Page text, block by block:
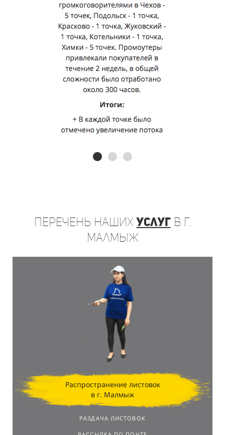
Перечень нашихуслугв г.
Малмыж
Распространение листовок
в г. Малмыж
РАЗДАЧА ЛИСТОВОК